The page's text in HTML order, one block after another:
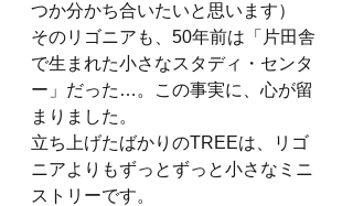
つか分かち合いたいと思います）
そのリゴニアも、50年前は「片田舎
で生まれた小さなスタディ・センタ
ー」だった…。この事実に、心が留
まりました。
立ち上げたばかりのTREEは、リゴ
ニアよりもずっとずっと小さなミニ
ストリーです。